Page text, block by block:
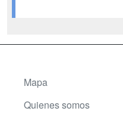
Mapa
Quienes somos